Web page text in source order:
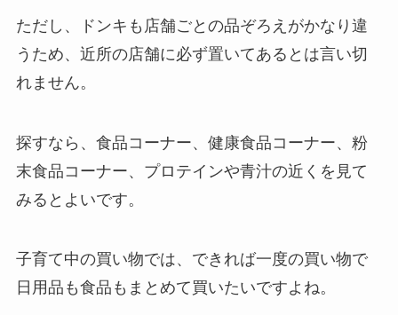
ただし、ドンキも店舗ごとの品ぞろえがかなり違
うため、近所の店舗に必ず置いてあるとは言い切
れません。
探すなら、食品コーナー、健康食品コーナー、粉
末食品コーナー、プロテインや青汁の近くを見て
みるとよいです。
子育て中の買い物では、できれば一度の買い物で
日用品も食品もまとめて買いたいですよね。